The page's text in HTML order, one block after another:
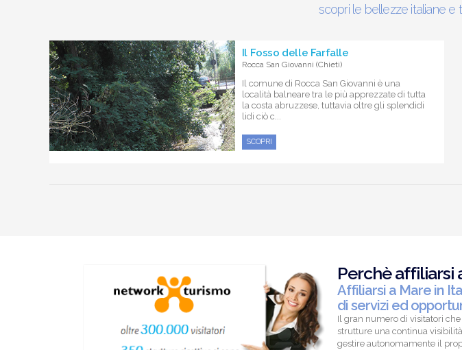
scopri le bellezze italiane e
Il Fosso delle Farfalle
Rocca San Giovanni (Chieti)
Il comune di Rocca San Giovanni è una
località balneare tra le più apprezzate di tutta
la costa abruzzese, tuttavia oltre gli splendidi
lidi ciò c...
SCOPRI
Perchè affiliarsi
Affiliarsi a Mare in
di servizi ed
Il gran numero di visitatori
strutture una continua
gestire autonomamente il